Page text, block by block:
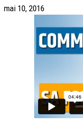
mai 10, 2016